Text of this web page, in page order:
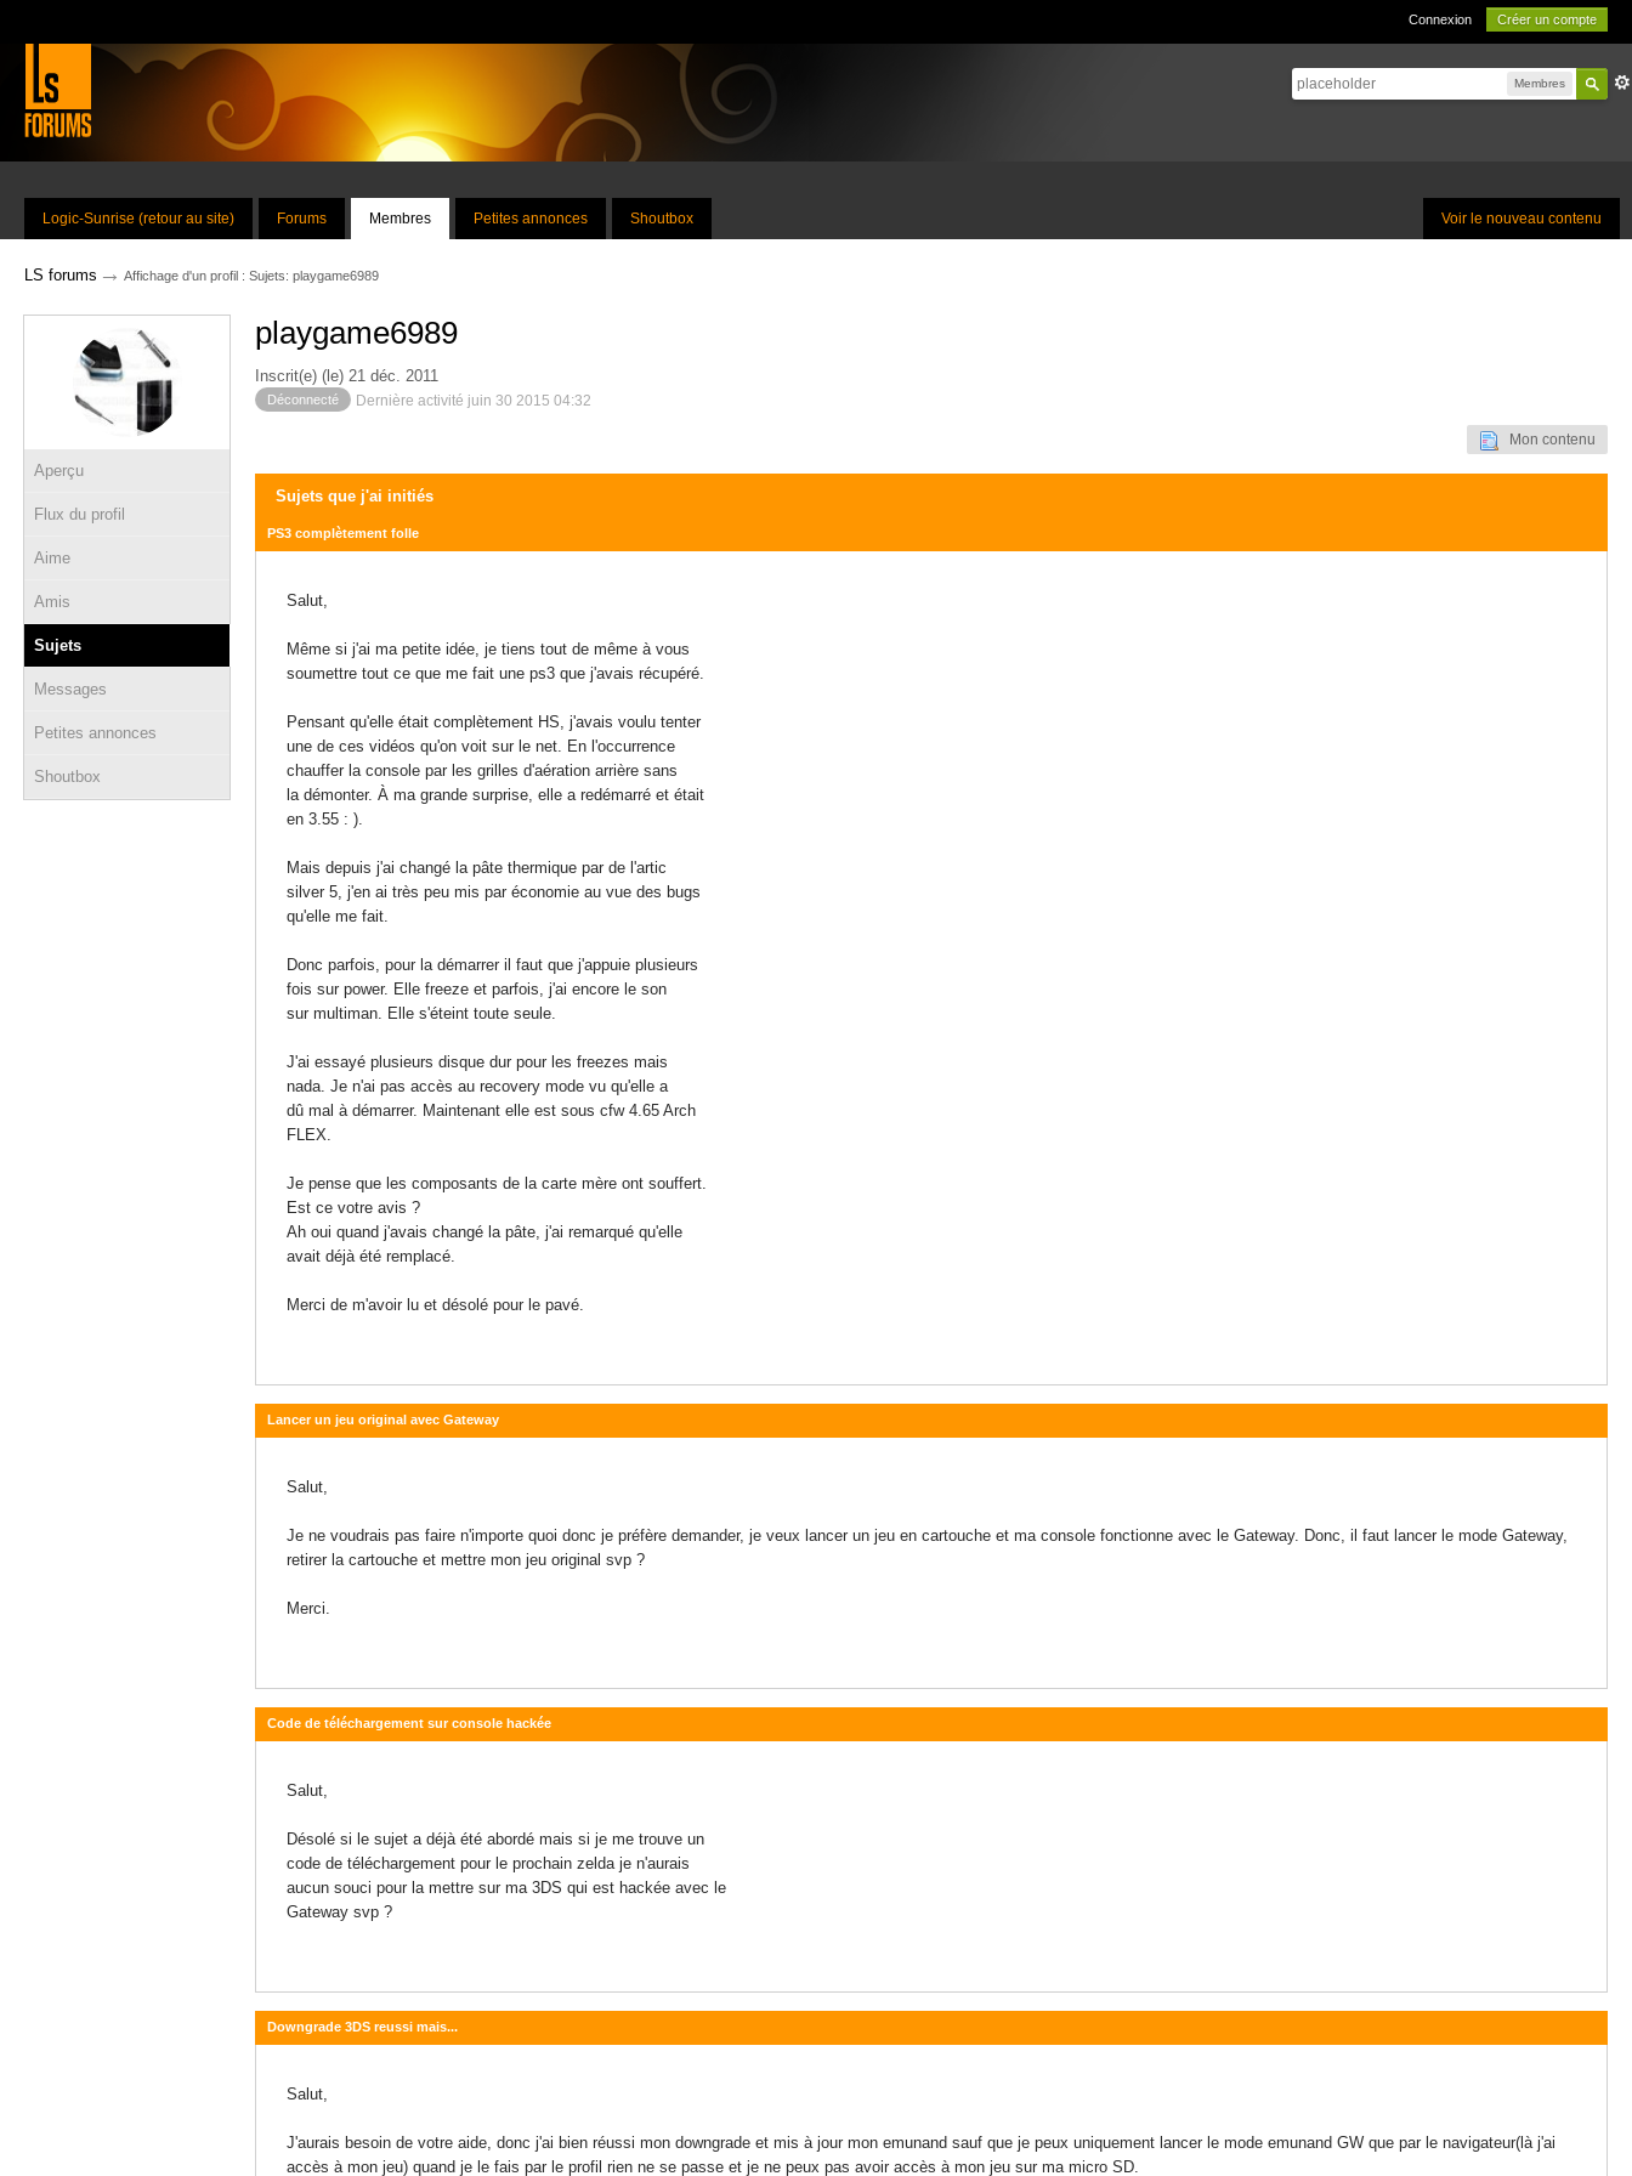
Connexion Créer un compte
Membres
Voir le nouveau contenu
Logic-Sunrise (retour au site) Forums Membres Petites annonces Shoutbox
LS forums → Affichage d'un profil : Sujets: playgame6989
Aperçu
Flux du profil
Aime
Amis
Sujets
Messages
Petites annonces
Shoutbox
playgame6989
Inscrit(e) (le) 21 déc. 2011
Déconnecté Dernière activité juin 30 2015 04:32
Mon contenu
Sujets que j'ai initiés
PS3 complètement folle
Salut,
Même si j'ai ma petite idée, je tiens tout de même à vous
soumettre tout ce que me fait une ps3 que j'avais récupéré.
Pensant qu'elle était complètement HS, j'avais voulu tenter
une de ces vidéos qu'on voit sur le net. En l'occurrence
chauffer la console par les grilles d'aération arrière sans
la démonter. À ma grande surprise, elle a redémarré et était
en 3.55 : ).
Mais depuis j'ai changé la pâte thermique par de l'artic
silver 5, j'en ai très peu mis par économie au vue des bugs
qu'elle me fait.
Donc parfois, pour la démarrer il faut que j'appuie plusieurs
fois sur power. Elle freeze et parfois, j'ai encore le son
sur multiman. Elle s'éteint toute seule.
J'ai essayé plusieurs disque dur pour les freezes mais
nada. Je n'ai pas accès au recovery mode vu qu'elle a
dû mal à démarrer. Maintenant elle est sous cfw 4.65 Arch
FLEX.
Je pense que les composants de la carte mère ont souffert.
Est ce votre avis ?
Ah oui quand j'avais changé la pâte, j'ai remarqué qu'elle
avait déjà été remplacé.
Merci de m'avoir lu et désolé pour le pavé.
Lancer un jeu original avec Gateway
Salut,
Je ne voudrais pas faire n'importe quoi donc je préfère demander, je veux lancer un jeu en cartouche et ma console fonctionne avec le Gateway. Donc, il faut lancer le mode Gateway,
retirer la cartouche et mettre mon jeu original svp ?
Merci.
Code de téléchargement sur console hackée
Salut,
Désolé si le sujet a déjà été abordé mais si je me trouve un
code de téléchargement pour le prochain zelda je n'aurais
aucun souci pour la mettre sur ma 3DS qui est hackée avec le
Gateway svp ?
Downgrade 3DS reussi mais...
Salut,
J'aurais besoin de votre aide, donc j'ai bien réussi mon downgrade et mis à jour mon emunand sauf que je peux uniquement lancer le mode emunand GW que par le navigateur(là j'ai
accès à mon jeu) quand je le fais par le profil rien ne se passe et je ne peux pas avoir accès à mon jeu sur ma micro SD.